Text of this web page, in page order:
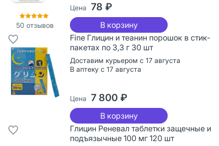
50 отзывов
Цена 78 ₽
В корзину
Fine Глицин и теанин порошок в стик-
пакетах по 3,3 г 30 шт
Доставим курьером с 17 августа
В аптеку с 17 августа
Цена 7 800 ₽
В корзину
Глицин Реневал таблетки защечные и
подъязычные 100 мг 120 шт